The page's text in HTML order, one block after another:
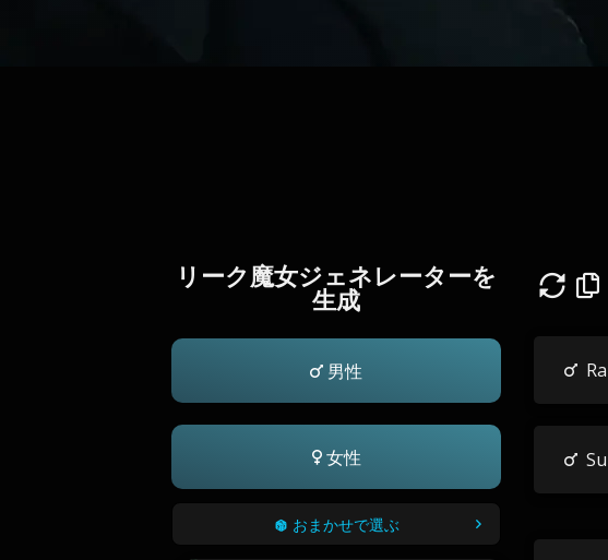
リーク魔女ジェネレーターを
生成
男性
女性
おまかせで選ぶ